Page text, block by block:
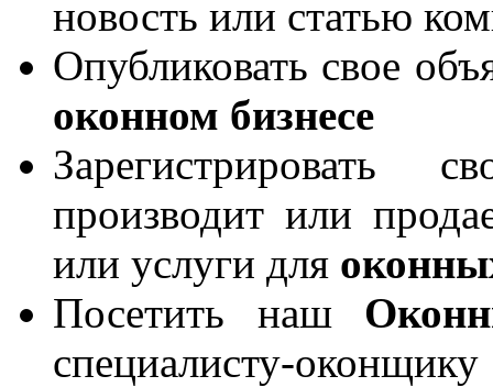
новость или статью
Опубликовать свое
оконном бизнесе
производит или
или услуги для
Посетить наш
специалисту-оконщику